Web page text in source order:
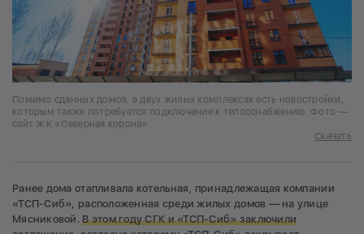
Помимо сданных домов, в двух жилых комплексах есть новостройки,
которым также потребуется подключение к теплоснабжению. Фото —
сайт ЖК «Северная корона»
Скачать
Ранее дома отапливала котельная, принадлежащая компании
«ТСП-Сиб», расположенная среди жилых домов — на улице
Мясниковой.В этом году СГК и «ТСП-Сиб» заключили